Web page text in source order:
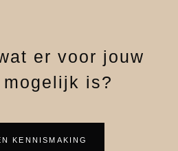
er voor jouw
is?
KENNISMAKING